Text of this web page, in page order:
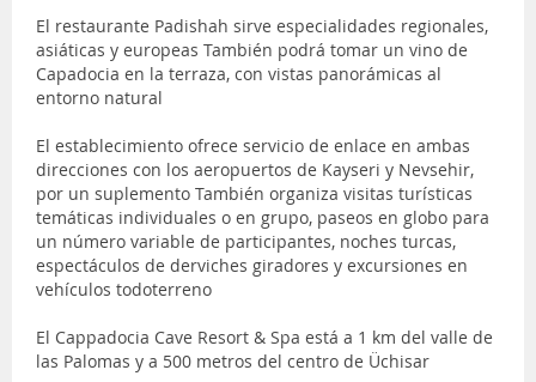
El restaurante Padishah sirve especialidades regionales,
asiáticas y europeas También podrá tomar un vino de
Capadocia en la terraza, con vistas panorámicas al
entorno natural
El establecimiento ofrece servicio de enlace en ambas
direcciones con los aeropuertos de Kayseri y Nevsehir,
por un suplemento También organiza visitas turísticas
temáticas individuales o en grupo, paseos en globo para
un número variable de participantes, noches turcas,
espectáculos de derviches giradores y excursiones en
vehículos todoterreno
El Cappadocia Cave Resort & Spa está a 1 km del valle de
las Palomas y a 500 metros del centro de Üchisar